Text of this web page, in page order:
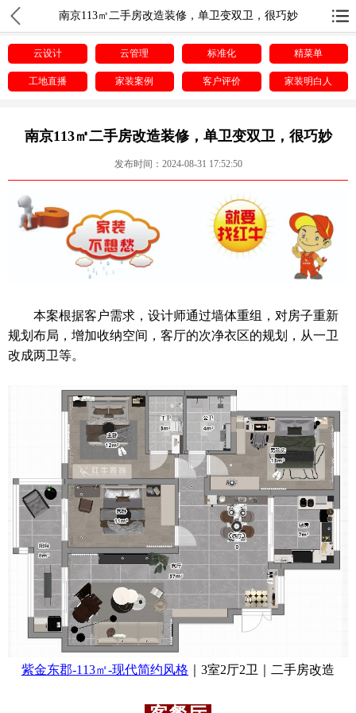
南京113㎡二手房改造装修，单卫变双卫，很巧妙
云设计 云管理 标准化 精菜单
工地直播 家装案例 客户评价 家装明白人
南京113㎡二手房改造装修，单卫变双卫，很巧妙
发布时间：2024-08-31 17:52:50
本案根据客户需求，设计师通过墙体重组，对房子重新
规划布局，增加收纳空间，客厅的次净衣区的规划，从一卫
改成两卫等。
紫金东郡-113㎡-现代简约风格 ｜3室2厅2卫｜二手房改造